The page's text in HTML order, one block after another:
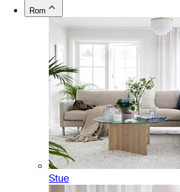
Rom
Stue